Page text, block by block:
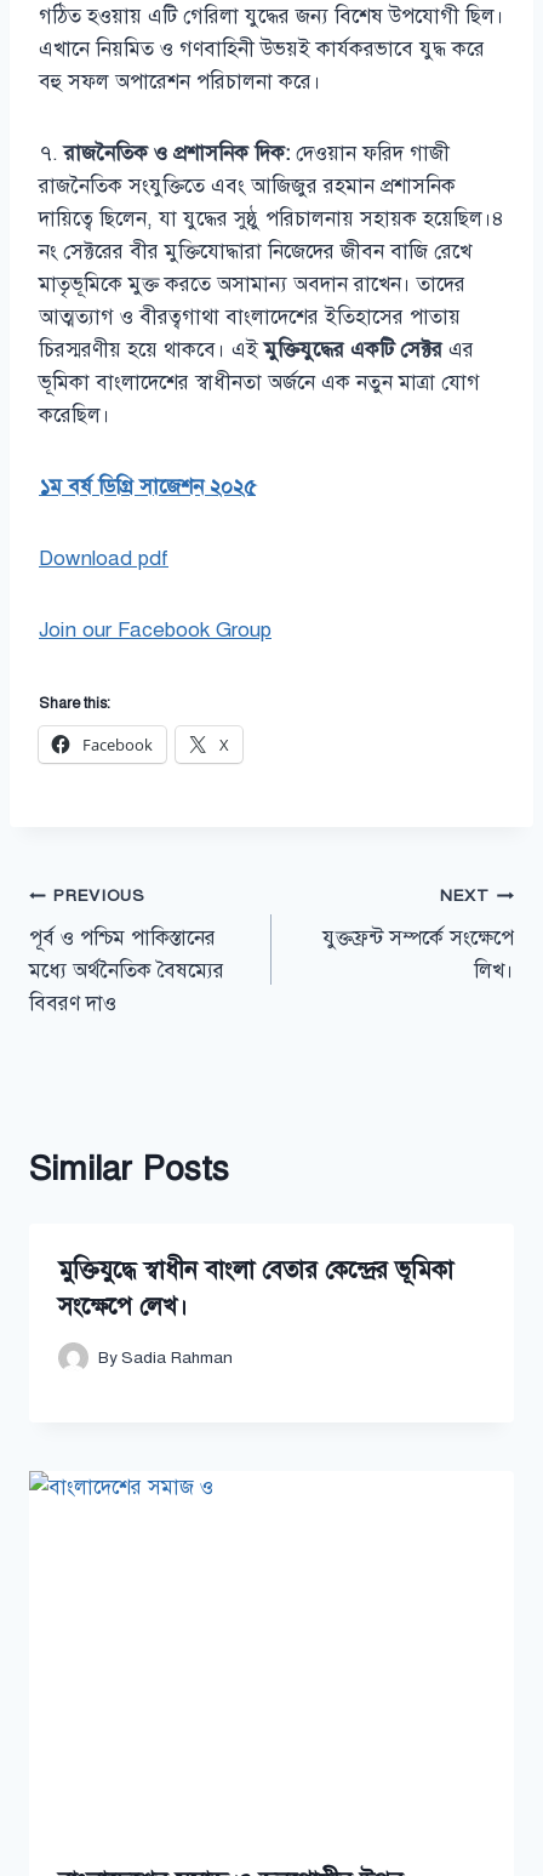
গঠিত হওয়ায় এটি গেরিলা যুদ্ধের জন্য বিশেষ উপযোগী ছিল।
এখানে নিয়মিত ও গণবাহিনী উভয়ই কার্যকরভাবে যুদ্ধ করে
বহু সফল অপারেশন পরিচালনা করে।
৭.রাজনৈতিক ও প্রশাসনিক দিক: দেওয়ান ফরিদ গাজী
রাজনৈতিক সংযুক্তিতে এবং আজিজুর রহমান প্রশাসনিক
দায়িত্বে ছিলেন, যা যুদ্ধের সুষ্ঠু পরিচালনায় সহায়ক হয়েছিল।৪
নং সেক্টরের বীর মুক্তিযোদ্ধারা নিজেদের জীবন বাজি রেখে
মাতৃভূমিকে মুক্ত করতে অসামান্য অবদান রাখেন। তাদের
আত্মত্যাগ ও বীরত্বগাথা বাংলাদেশের ইতিহাসের পাতায়
চিরস্মরণীয় হয়ে থাকবে। এইমুক্তিযুদ্ধের একটি সেক্টরএর
ভূমিকা বাংলাদেশের স্বাধীনতা অর্জনে এক নতুন মাত্রা যোগ
করেছিল।
১ম বর্ষ ডিগ্রি সাজেশন ২০২৫
Download pdf
Join our Facebook Group
Share this:
Facebook X
Post
navigation
PREVIOUS
পূর্ব ও পশ্চিম পাকিস্তানের
মধ্যে অর্থনৈতিক বৈষম্যের
বিবরণ দাও
NEXT
যুক্তফ্রন্ট সম্পর্কে সংক্ষেপে
লিখ।
Similar Posts
মুক্তিযুদ্ধে স্বাধীন বাংলা বেতার কেন্দ্রের ভূমিকা
সংক্ষেপে লেখ।
BySadia Rahman